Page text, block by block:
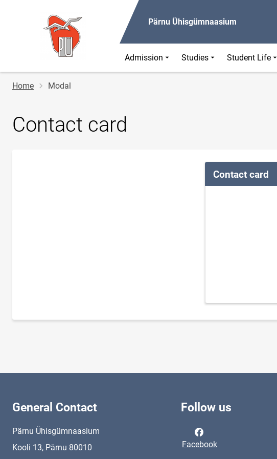
Pärnu Ühisgümnaasium
Admission Studies Student Life
Breadcrumb
Home Modal
Contact card
Contact card
General Contact
Pärnu Ühisgümnaasium
Kooli 13, Pärnu 80010
Follow us
Facebook